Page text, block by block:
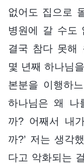
없어도 집으로
병원에 갈 수도
결국 참다 못해
몇 년째 하나님
본분을 이행하
하나님은 왜 나
까? 어째서 내
까?’ 저는 생각
다고 악화되는